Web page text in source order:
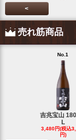
<
売れ筋商品
No.1
吉兆宝山
L
3,480円(税込
円)